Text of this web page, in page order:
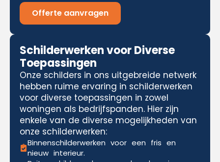
Offerte aanvragen
Schilderwerken voor Diverse
Toepassingen
Onze schilders in ons uitgebreide netwerk
hebben ruime ervaring in schilderwerken
voor diverse toepassingen in zowel
woningen als bedrijfspanden. Hier zijn
enkele van de diverse mogelijkheden van
onze schilderwerken:
Binnenschilderwerken voor een fris en
nieuw interieur.